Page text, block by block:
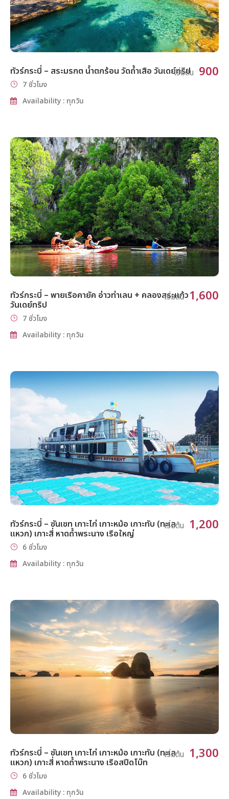
ทัวร์กระบี่ – สระมรกต น้ำตกร้อน วัดถ้ำเสือ วันเดย์ทริป
เริ่มต้น 900
7 ชั่วโมง
Availability : ทุกวัน
ทัวร์กระบี่ – พายเรือคายัค อ่าวท่าเลน + คลองสระแก้ว
วันเดย์ทริป
เริ่มต้น 1,600
7 ชั่วโมง
Availability : ทุกวัน
ทัวร์กระบี่ – ซันเซท เกาะไก่ เกาะหม้อ เกาะทับ (ทะเล
แหวก) เกาะสี่ หาดถ้ำพระนาง เรือใหญ่
เริ่มต้น 1,200
6 ชั่วโมง
Availability : ทุกวัน
ทัวร์กระบี่ – ซันเซท เกาะไก่ เกาะหม้อ เกาะทับ (ทะเล
แหวก) เกาะสี่ หาดถ้ำพระนาง เรือสปีดโบ๊ท
เริ่มต้น 1,300
6 ชั่วโมง
Availability : ทุกวัน